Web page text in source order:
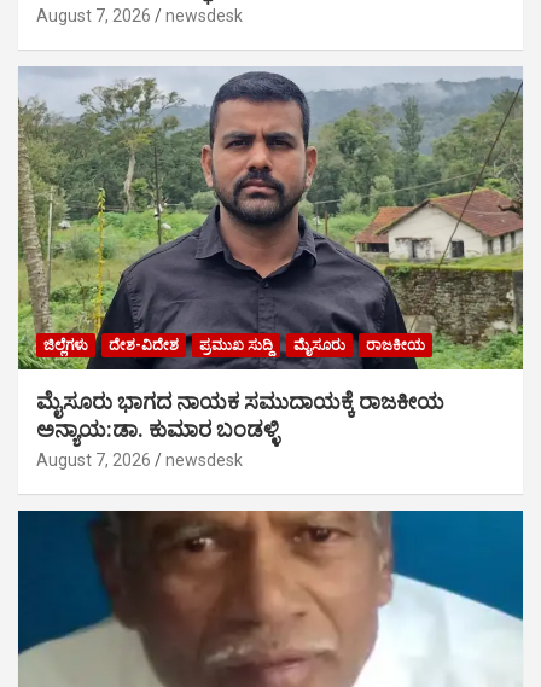
August 7, 2026 newsdesk
ಜಿಲ್ಲೆಗಳು ದೇಶ-ವಿದೇಶ ಪ್ರಮುಖ ಸುದ್ದಿ ಮೈಸೂರು ರಾಜಕೀಯ
ಮೈಸೂರು ಭಾಗದ ನಾಯಕ ಸಮುದಾಯಕ್ಕೆ ರಾಜಕೀಯ
ಅನ್ಯಾಯ:ಡಾ. ಕುಮಾರ ಬಂಡಳ್ಳಿ
August 7, 2026 newsdesk